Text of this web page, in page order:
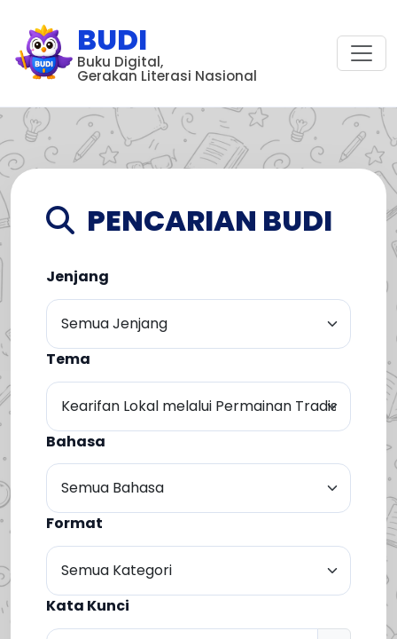
BUDI
Buku Digital,
Gerakan Literasi Nasional
PENCARIAN BUDI
Jenjang
Tema
Bahasa
Format
Kata Kunci